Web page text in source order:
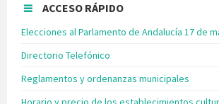
ACCESO RÁPIDO
Elecciones al Parlamento de Andalucía 17 de
Directorio Telefónico
Reglamentos y ordenanzas municipales